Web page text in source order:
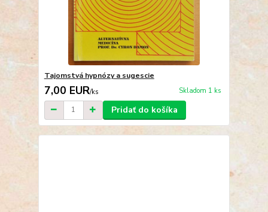
Tajomstvá hypnózy a sugescie
7,00 EUR/ks Skladom 1 ks
Pridať do košíka